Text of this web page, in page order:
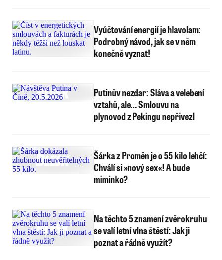
Vyúčtování energií je hlavolam:
Podrobný návod, jak se v něm
konečně vyznat!
Putinův nezdar: Sláva a velebení
vztahů, ale… Smlouvu na
plynovod z Pekingu nepřivezl
Šárka z Proměn je o 55 kilo lehčí:
Chválí si »nový sex«! A bude
miminko?
Na těchto 5 znamení zvěrokruhu
se valí letní vlna štěstí: Jak ji
poznat a řádně využít?